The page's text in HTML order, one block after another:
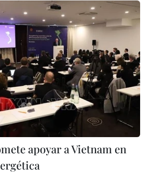
apoyar a Vietnam en